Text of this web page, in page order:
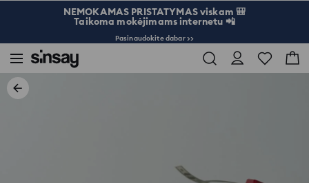
NEMOKAMAS PRISTATYMAS viskam 🎒
Taikoma mokėjimams internetu 📲
Pasinaudokite dabar >>